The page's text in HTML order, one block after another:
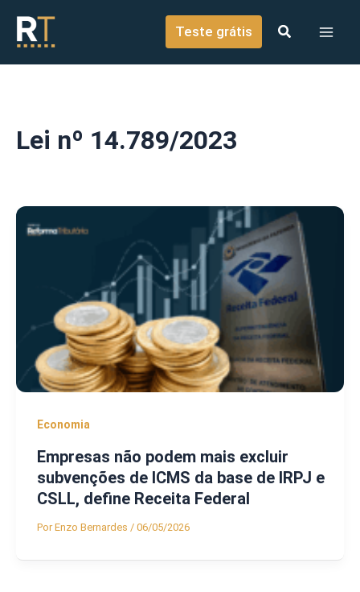
conteúdo
Teste grátis
Lei nº 14.789/2023
Economia
Empresas não podem mais excluir
subvenções de ICMS da base de IRPJ e
CSLL, define Receita Federal
PorEnzo Bernardes / 06/05/2026